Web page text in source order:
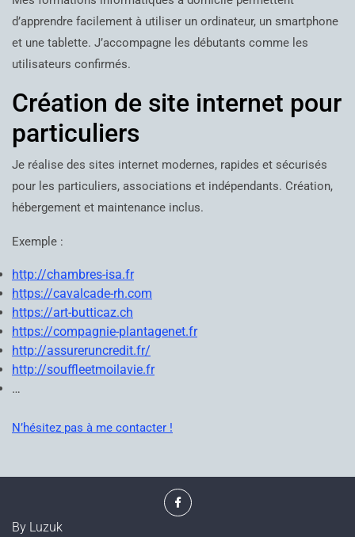
d’apprendre facilement à utiliser un ordinateur, un smartphone
et une tablette. J’accompagne les débutants comme les
utilisateurs confirmés.
Création de site internet pour
particuliers
Je réalise des sites internet modernes, rapides et sécurisés
pour les particuliers, associations et indépendants. Création,
hébergement et maintenance inclus.
Exemple :
http://chambres-isa.fr
https://cavalcade-rh.com
https://art-butticaz.ch
https://compagnie-plantagenet.fr
http://assureruncredit.fr/
http://souffleetmoilavie.fr
…
N’hésitez pas à me contacter !
Facebook
By Luzuk